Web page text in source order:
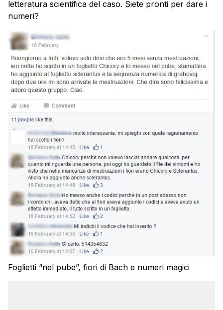
letteratura scientifica del caso. Siete pronti per dare i
numeri?
Foglietti “nel pube”, fiori di Bach e numeri magici